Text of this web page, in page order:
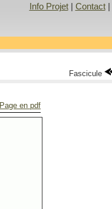
Info Projet| Contact|
Fascicule
Page en pdf